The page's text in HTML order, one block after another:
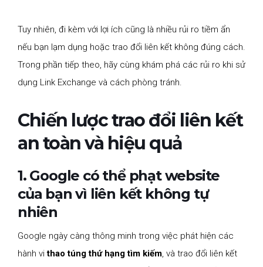
Tuy nhiên, đi kèm với lợi ích cũng là nhiều rủi ro tiềm ẩn
nếu bạn lạm dụng hoặc trao đổi liên kết không đúng cách.
Trong phần tiếp theo, hãy cùng khám phá các rủi ro khi sử
dụng Link Exchange và cách phòng tránh.
Chiến lược trao đổi liên kết
an toàn và hiệu quả
1. Google có thể phạt website
của bạn vì liên kết không tự
nhiên
Google ngày càng thông minh trong việc phát hiện các
hành vithao túng thứ hạng tìm kiếm, và trao đổi liên kết